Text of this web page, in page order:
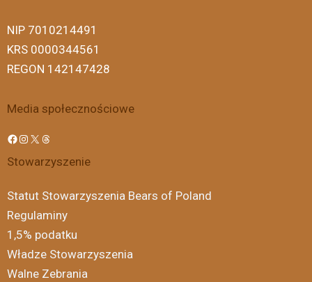
NIP 7010214491
KRS 0000344561
REGON 142147428
Media społecznościowe
Stowarzyszenie
Statut Stowarzyszenia Bears of Poland
Regulaminy
1,5% podatku
Władze Stowarzyszenia
Walne Zebrania